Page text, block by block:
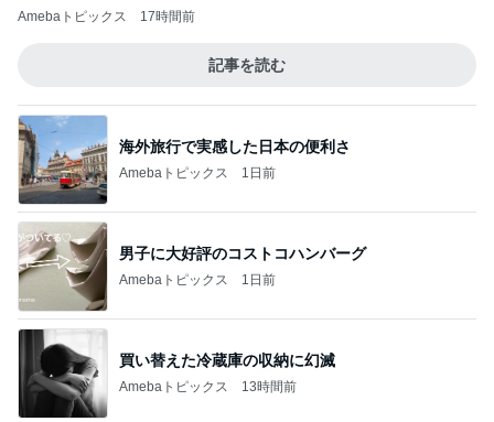
Amebaトピックス 17時間前
記事を読む
海外旅行で実感した日本の便利さ
Amebaトピックス 1日前
男子に大好評のコストコハンバーグ
Amebaトピックス 1日前
買い替えた冷蔵庫の収納に幻滅
Amebaトピックス 13時間前